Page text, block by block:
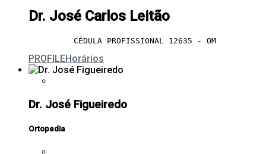
Dr. José Carlos Leitão
CÉDULA PROFISSIONAL 12635 - OM
PROFILEHorários
Dr. José Figueiredo
Ortopedia